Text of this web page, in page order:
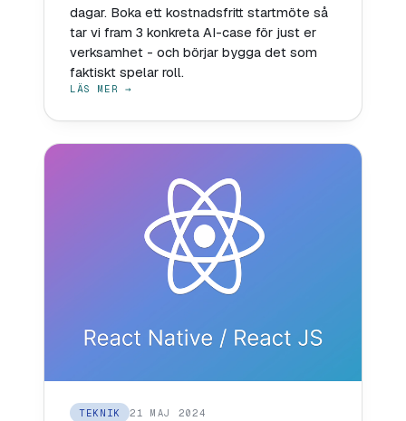
dagar. Boka ett kostnadsfritt startmöte så
tar vi fram 3 konkreta AI-case för just er
verksamhet - och börjar bygga det som
faktiskt spelar roll.
LÄS MER →
TEKNIK 21 MAJ 2024